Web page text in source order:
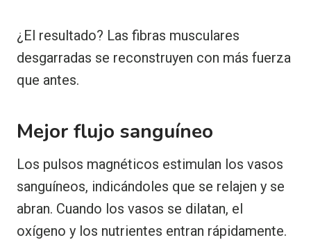
¿El resultado? Las fibras musculares
desgarradas se reconstruyen con más fuerza
que antes.
Mejor flujo sanguíneo
Los pulsos magnéticos estimulan los vasos
sanguíneos, indicándoles que se relajen y se
abran. Cuando los vasos se dilatan, el
oxígeno y los nutrientes entran rápidamente.